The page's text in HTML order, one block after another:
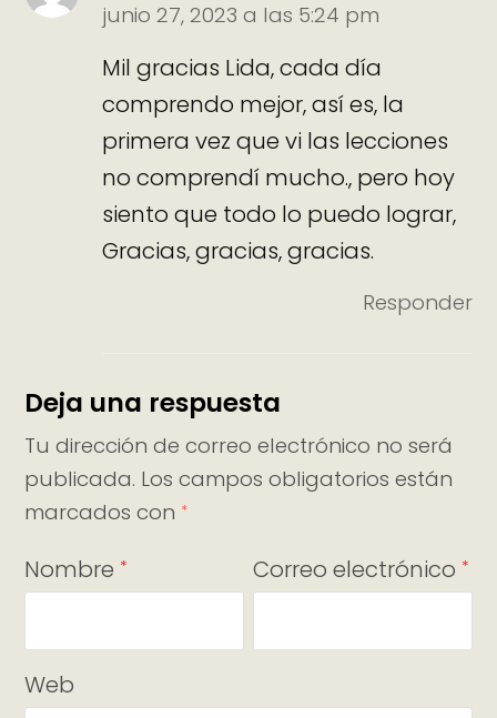
junio 27, 2023 a las 5:24 pm
Mil gracias Lida, cada día
comprendo mejor, así es, la
primera vez que vi las lecciones
no comprendí mucho., pero hoy
siento que todo lo puedo lograr,
Gracias, gracias, gracias.
Responder
Deja una respuesta
Tu dirección de correo electrónico no será
publicada. Los campos obligatorios están
marcados con *
Nombre * Correo electrónico *
Web